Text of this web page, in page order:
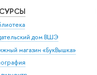
дом ВШЭ
магазин «БукВышка»